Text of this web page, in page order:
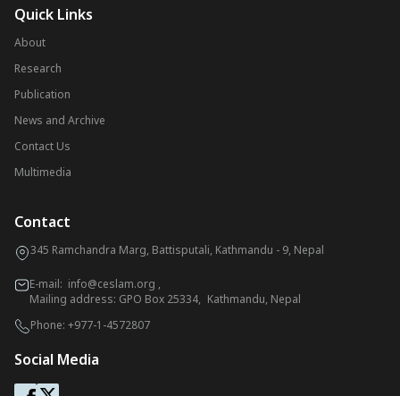
Quick Links
About
Research
Publication
News and Archive
Contact Us
Multimedia
Contact
345 Ramchandra Marg, Battisputali, Kathmandu - 9, Nepal
E-mail: info@ceslam.org ,
Mailing address: GPO Box 25334, Kathmandu, Nepal
Phone: +977-1-4572807
Social Media